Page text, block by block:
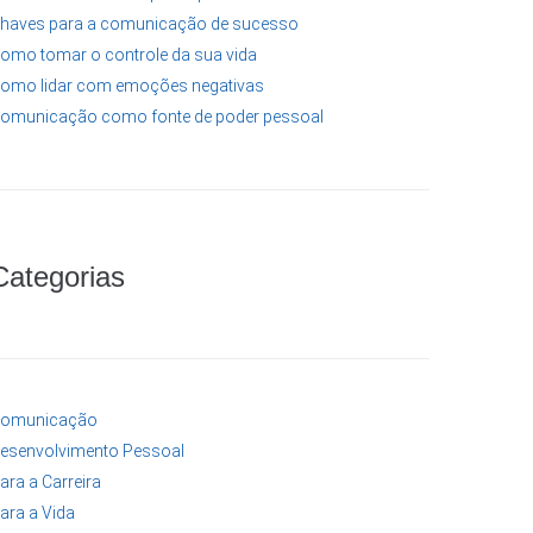
para a comunicação de sucesso
tomar o controle da sua vida
lidar com emoções negativas
como fonte de poder pessoal
Pessoal
a Carreira
a Vida